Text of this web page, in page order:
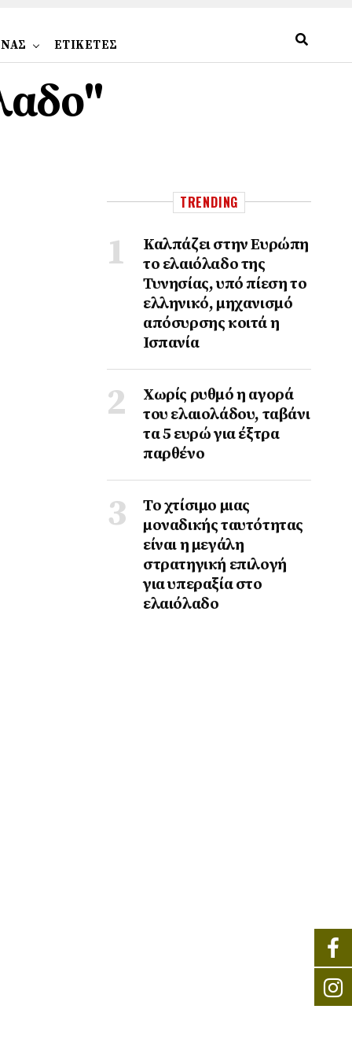
ΕΤΙΚΕΤΕΣ
TRENDING
Καλπάζει στην Ευρώπη
το ελαιόλαδο της
Τυνησίας, υπό πίεση το
ελληνικό, μηχανισμό
απόσυρσης κοιτά η
Ισπανία
Χωρίς ρυθμό η αγορά
του ελαιολάδου, ταβάνι
τα 5 ευρώ για έξτρα
παρθένο
Το χτίσιμο μιας
μοναδικής ταυτότητας
είναι η μεγάλη
στρατηγική επιλογή
για υπεραξία στο
ελαιόλαδο